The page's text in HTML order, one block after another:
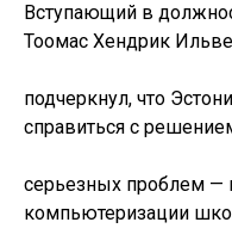
Вступающий в
Тоомас Хендрик
подчеркнул, что
справиться с
серьезных проблем —
компьютеризации